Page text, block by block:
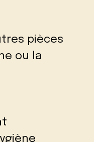
pièces
ou la